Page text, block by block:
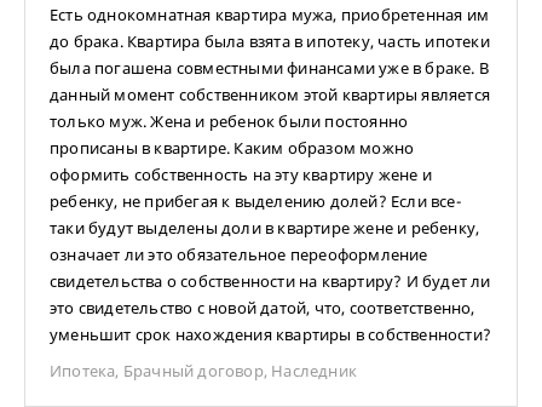
Есть однокомнатная квартира мужа, приобретенная им
до брака. Квартира была взята в ипотеку, часть ипотеки
была погашена совместными финансами уже в браке. В
данный момент собственником этой квартиры является
только муж. Жена и ребенок были постоянно
прописаны в квартире. Каким образом можно
оформить собственность на эту квартиру жене и
ребенку, не прибегая к выделению долей? Если все-
таки будут выделены доли в квартире жене и ребенку,
означает ли это обязательное переоформление
свидетельства о собственности на квартиру? И будет ли
это свидетельство с новой датой, что, соответственно,
уменьшит срок нахождения квартиры в собственности?
Ипотека, Брачный договор, Наследник